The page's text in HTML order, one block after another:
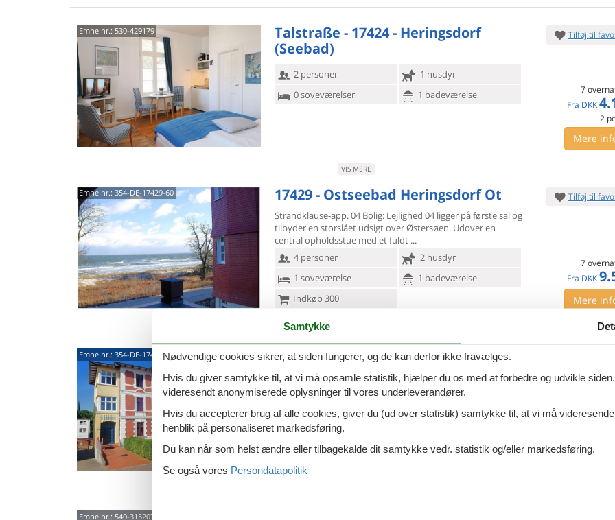
Emne nr.: 530-429179
Talstraße - 17424 - Heringsdorf
(Seebad)
2 personer
1 husdyr
0 soveværelser
1 badeværelse
Tilføj til
7
Fra DKK
2
Mere
VIS MERE
Emne nr.: 354-DE-17429-60 17429 - Ostseebad Heringsdorf Ot
Strandklause-app. 04 Bolig: Lejlighed 04 ligger på første sal og
tilbyder en storslået udsigt over Østersøen. Udover en
central opholdsstue med et fuldt
4 personer
2 husdyr
1 soveværelse
1 badeværelse
Indkøb 300
Tilføj til
7
Fra DKK
Mere
Emne nr.: 354-DE-17419-140 17419 - Seebad Ahlbeck
Villa Emmy-app 03 Bolig: Denne eksklusivt beliggende
toværelses ferielejlighed på anden sal i Villa Emmy har plads
til op til fire personer. Den stilfuldt
4 personer
2 husdyr
Emne nr.: 540-315207-227865
Samtykke
Nødvendige cookies sikrer, at siden fungerer, og de kan derfor ikke fravælges.
Hvis du giver samtykke til, at vi må opsamle statistik, hjælper du os med at forbedre og udvikle
videresendt anonymiserede oplysninger til vores underleverandører.
Hvis du accepterer brug af alle cookies, giver du (ud over statistik) samtykke til, at vi må
henblik på personaliseret markedsføring.
Du kan når som helst ændre eller tilbagekalde dit samtykke vedr. statistik og/eller markedsføring.
Se også vores Persondatapolitik